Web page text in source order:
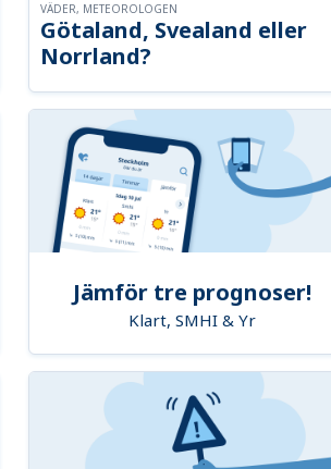
Götaland, Svealand eller
Norrland?
VÄDER, METEOROLOGEN
Jämför tre prognoser!
Klart, SMHI & Yr